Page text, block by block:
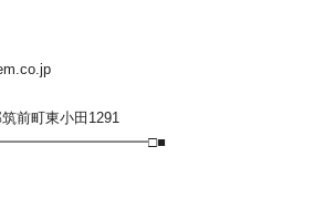
前町東小田1291